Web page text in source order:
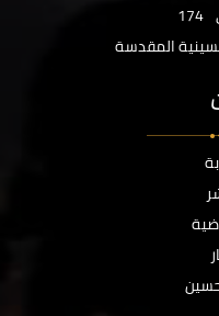
174
المقدسة